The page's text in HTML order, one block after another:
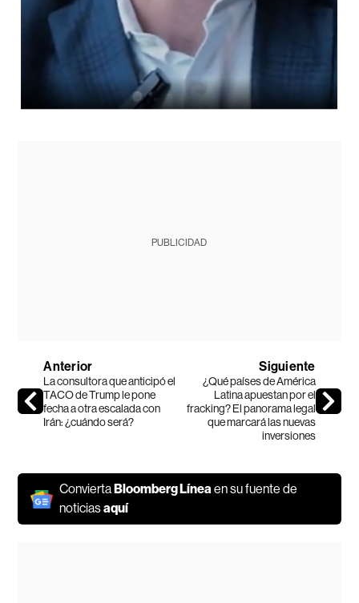
PUBLICIDAD
Anterior
La consultora que anticipó el
TACO de Trump le pone
fecha a otra escalada con
Irán: ¿cuándo será?
Siguiente
¿Qué países de América
Latina apuestan por el
fracking? El panorama legal
que marcará las nuevas
inversiones
Convierta Bloomberg Líneaen su fuente de
noticiasaquí